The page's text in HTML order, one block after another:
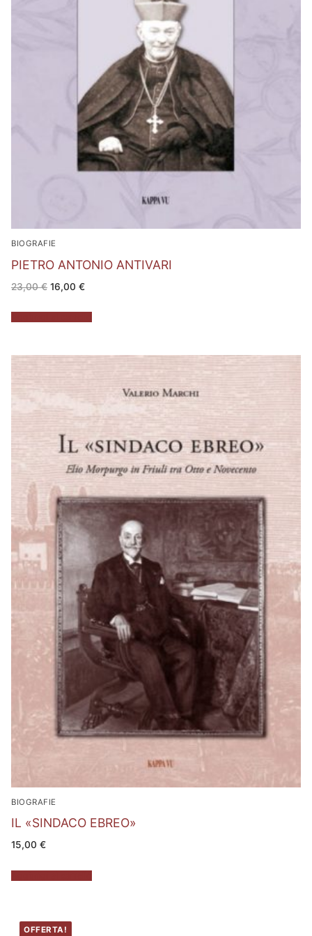
BIOGRAFIE
PIETRO ANTONIO ANTIVARI
23,00€ Il
prezzo
era:
23,00 €.
16,00 €Il
è:
16,00 €.
BIOGRAFIE
IL «SINDACO EBREO»
15,00 €
OFFERTA!